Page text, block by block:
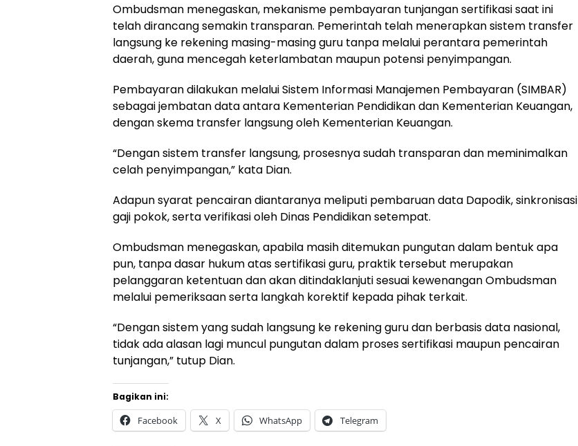
Ombudsman menegaskan, mekanisme pembayaran tunjangan sertifikasi saat ini
telah dirancang semakin transparan. Pemerintah telah menerapkan sistem transfer
langsung ke rekening masing-masing guru tanpa melalui perantara pemerintah
daerah, guna mencegah keterlambatan maupun potensi penyimpangan.
Pembayaran dilakukan melalui Sistem Informasi Manajemen Pembayaran (SIMBAR)
sebagai jembatan data antara Kementerian Pendidikan dan Kementerian Keuangan,
dengan skema transfer langsung oleh Kementerian Keuangan.
“Dengan sistem transfer langsung, prosesnya sudah transparan dan meminimalkan
celah penyimpangan,” kata Dian.
Adapun syarat pencairan diantaranya meliputi pembaruan data Dapodik, sinkronisasi
gaji pokok, serta verifikasi oleh Dinas Pendidikan setempat.
Ombudsman menegaskan, apabila masih ditemukan pungutan dalam bentuk apa
pun, tanpa dasar hukum atas sertifikasi guru, praktik tersebut merupakan
pelanggaran ketentuan dan akan ditindaklanjuti sesuai kewenangan Ombudsman
melalui pemeriksaan serta langkah korektif kepada pihak terkait.
“Dengan sistem yang sudah langsung ke rekening guru dan berbasis data nasional,
tidak ada alasan lagi muncul pungutan dalam proses sertifikasi maupun pencairan
tunjangan,” tutup Dian.
Bagikan ini:
Facebook X WhatsApp Telegram